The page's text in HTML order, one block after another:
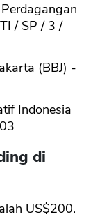
/ SP / 3 /
(BBJ) -
Indonesia
di
US$200.